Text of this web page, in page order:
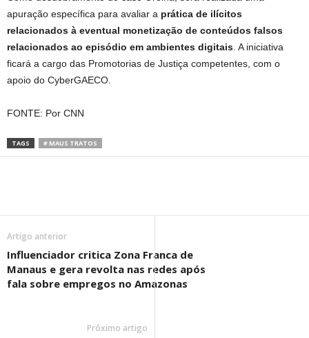
apuração específica para avaliar a prática de ilícitos
relacionados à eventual monetização de conteúdos falsos
relacionados ao episódio em ambientes digitais . A iniciativa
ficará a cargo das Promotorias de Justiça competentes, com o
apoio do CyberGAECO.
FONTE: Por CNN
TAGS # MAUS TRATOS
Artigo anterior
Influenciador critica Zona Franca de
Manaus e gera revolta nas redes após
fala sobre empregos no Amazonas
Próximo artigo